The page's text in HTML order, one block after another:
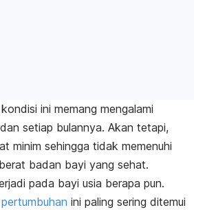
ini memang mengalami
setiap bulannya. Akan tetapi,
minim sehingga tidak memenuhi
badan bayi yang sehat.
pada bayi usia berapa pun.
ini paling sering ditemui